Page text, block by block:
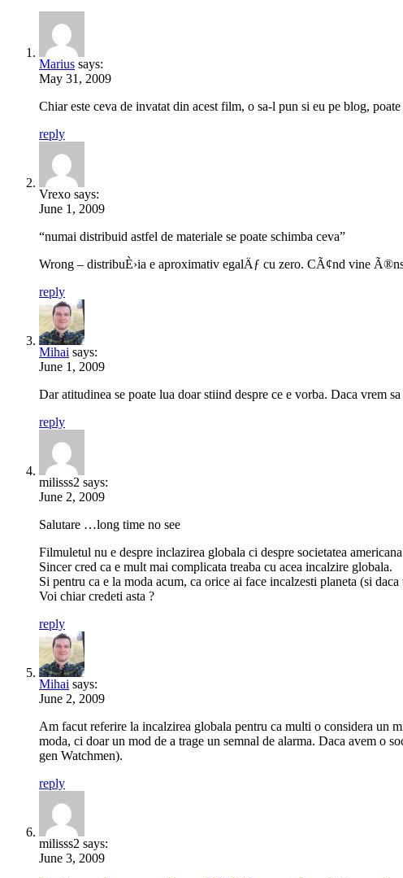
Marius says:
May 31, 2009
Chiar este ceva de invatat din acest film, o sa-l pun si eu pe blog,
reply
Vrexo says:
June 1, 2009
“numai distribuid astfel de materiale se poate schimba ceva”
Wrong – distribuÈ›ia e aproximativ egalÄƒ cu zero. CÃ¢nd vine
reply
Mihai says:
June 1, 2009
Dar atitudinea se poate lua doar stiind despre ce e vorba. Daca vrem
reply
milisss2 says:
June 2, 2009
Salutare …long time no see
Filmuletul nu e despre inclazirea globala ci despre societatea
Sincer cred ca e mult mai complicata treaba cu acea incalzire globala.
Si pentru ca e la moda acum, ca orice ai face incalzesti planeta (si
Voi chiar credeti asta ?
reply
Mihai says:
June 2, 2009
Am facut referire la incalzirea globala pentru ca multi o considera un
moda, ci doar un mod de a trage un semnal de alarma. Daca avem o
gen Watchmen).
reply
milisss2 says:
June 3, 2009